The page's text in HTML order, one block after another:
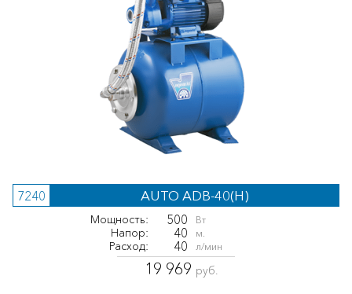
7240 AUTO ADB-40(H)
Мощность: 500 Вт
Напор: 40 м.
Расход: 40 л/мин
19 969 руб.